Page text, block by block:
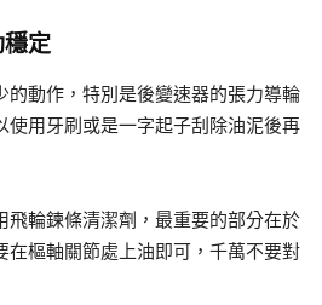
定
的動作，特別是後變速器的張力導輪
使用牙刷或是一字起子刮除油泥後再
飛輪鍊條清潔劑，最重要的部分在於
在樞軸關節處上油即可，千萬不要對